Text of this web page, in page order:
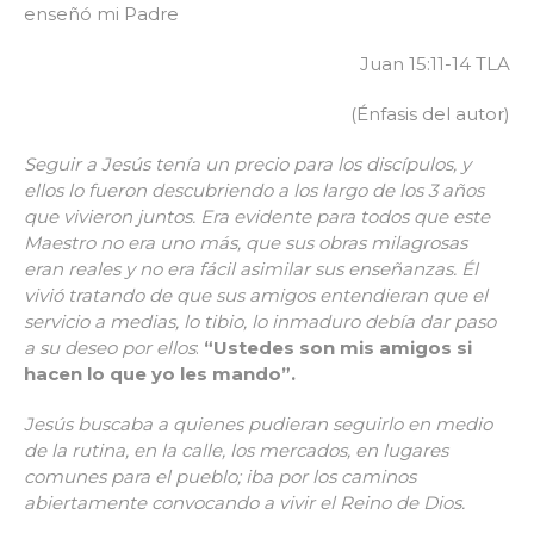
enseñó mi Padre
Juan 15:11-14 TLA
(Énfasis del autor)
Seguir a Jesús tenía un precio para los discípulos, y
ellos lo fueron descubriendo a los largo de los 3 años
que vivieron juntos. Era evidente para todos que este
Maestro no era uno más, que sus obras milagrosas
eran reales y no era fácil asimilar sus enseñanzas. Él
vivió tratando de que sus amigos entendieran que el
servicio a medias, lo tibio, lo inmaduro debía dar paso
a su deseo por ellos: “Ustedes son mis amigos si
hacen lo que yo les mando”.
Jesús buscaba a quienes pudieran seguirlo en medio
de la rutina, en la calle, los mercados, en lugares
comunes para el pueblo; iba por los caminos
abiertamente convocando a vivir el Reino de Dios.